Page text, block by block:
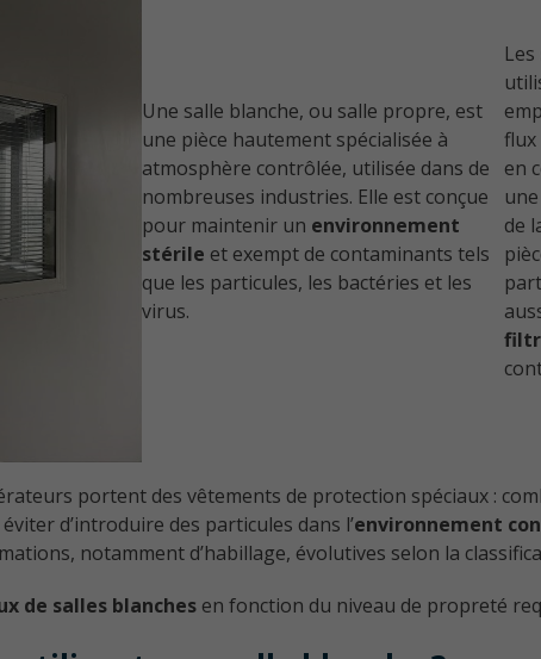
CONFORT /
Une salle blanche, ou salle propre, est
une pièce hautement spécialisée à
atmosphère contrôlée, utilisée dans de
nombreuses industries. Elle est conçue
pour maintenir un environnement
stérile et exempt de contaminants tels
que les particules, les bactéries et les
virus.
Les
flux
en
de
portent des vêtements de protection spéciaux :
d’introduire des particules dans l’environnement
notamment d’habillage, évolutives selon la
de salles blanches en fonction du niveau de propreté